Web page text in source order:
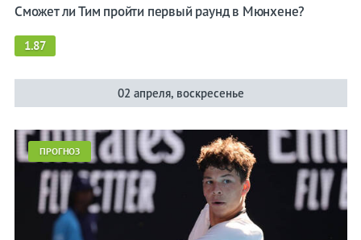
Сможет ли Тим пройти первый раунд в Мюнхене?
1.87
02 апреля, воскресенье
ПРОГНОЗ